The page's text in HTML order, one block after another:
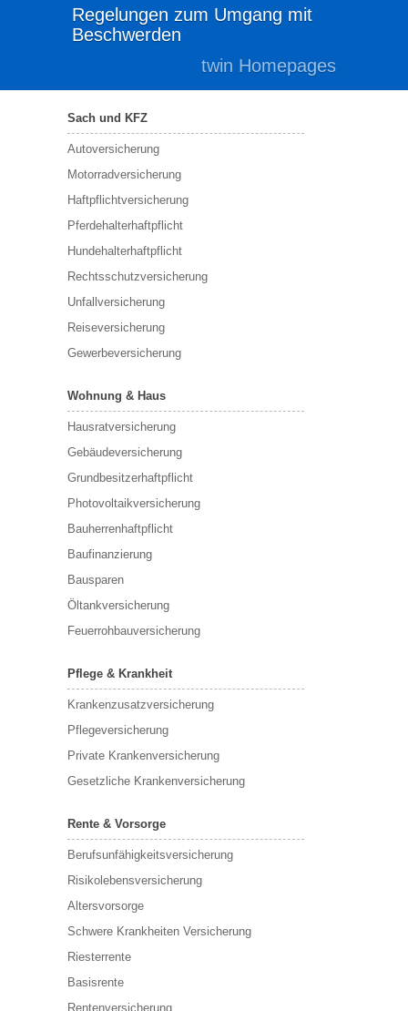
Regelungen zum Umgang mit
Beschwerden
twin Homepages
Sach und KFZ
Autoversicherung
Motorradversicherung
Haftpflichtversicherung
Pferdehalterhaftpflicht
Hundehalterhaftpflicht
Rechtsschutzversicherung
Unfallversicherung
Reiseversicherung
Gewerbeversicherung
Wohnung & Haus
Hausratversicherung
Gebäudeversicherung
Grundbesitzerhaftpflicht
Photovoltaikversicherung
Bauherrenhaftpflicht
Baufinanzierung
Bausparen
Öltankversicherung
Feuerrohbauversicherung
Pflege & Krankheit
Krankenzusatzversicherung
Pflegeversicherung
Private Krankenversicherung
Gesetzliche Krankenversicherung
Rente & Vorsorge
Berufs­unfähigkeitsversicherung
Risikolebensversicherung
Altersvorsorge
Schwere Krankheiten Versicherung
Riesterrente
Basisrente
Rentenversicherung